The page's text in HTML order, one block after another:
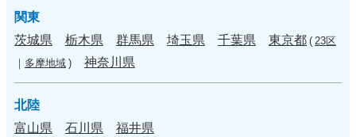
関東
茨城県
栃木県 群馬県 埼玉県 千葉県 東京都 ( 23区
｜ 多摩地域 ) 神奈川県
北陸
富山県
石川県 福井県